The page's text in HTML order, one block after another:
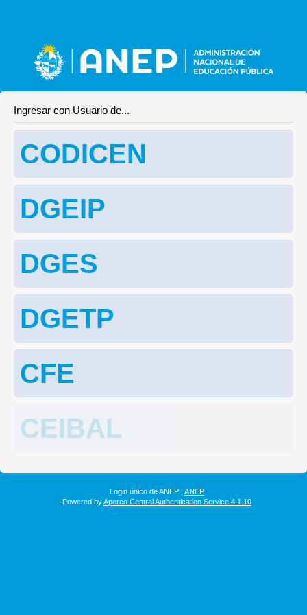
Ingresar con Usuario de...
CODICEN
DGEIP
DGES
DGETP
CFE
CEIBAL
Login único de ANEP | ANEP
Powered byApereo Central Authentication Service 4.1.10